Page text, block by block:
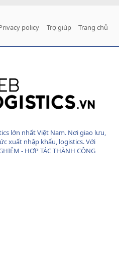
policy Trợ giúp Trang chủ
lớn nhất Việt Nam. Nơi giao lưu,
xuất nhập khẩu, logistics. Với
- HỢP TÁC THÀNH CÔNG